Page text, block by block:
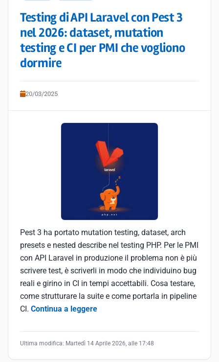
Testing di API Laravel con Pest 3
nel 2026: dataset, mutation
testing e CI per PMI che vogliono
dormire
20/03/2025
Pest 3 ha portato mutation testing, dataset, arch
presets e nested describe nel testing PHP. Per le PMI
con API Laravel in produzione il problema non è più
scrivere test, è scriverli in modo che individuino bug
reali e girino in CI in tempi accettabili. Cosa testare,
come strutturare la suite e come portarla in pipeline
CI. Continua a leggere
Ultima modifica: Martedì 14 Aprile 2026, alle 17:48